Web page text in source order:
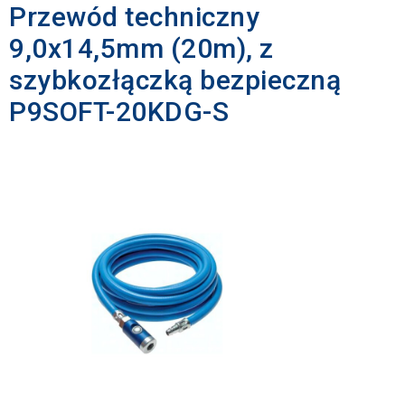
Przewód techniczny
9,0x14,5mm (20m), z
szybkozłączką bezpieczną
P9SOFT-20KDG-S